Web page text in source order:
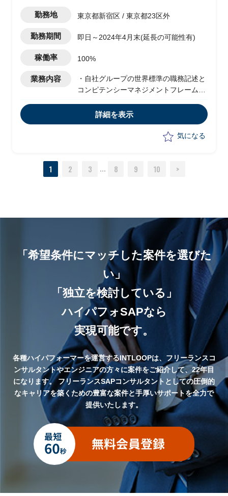
勤務地 東京都新宿区 / 東京都23区外
勤務期間 即日～2024年4月末(延長の可能性有)
稼働率 100%
業務内容
・自社グループの世界標準の職務記述と
コンピテンシーマネジメントフレームワ
いて、システムソリューションを担当
・ITチームおよびHRシステム統合チー
ムと連携して、システムのフレームワー
イニシアティブとの調整
詳細を表示
気になる
1 2 3 ... 8 9 10 >
「希望条件にマッチした案件を選びた
い」
「独立を検討している」
ハイパフォSAPなら
実現可能です。
各種ハイパフォーマーを運営するINTLOOPは、フリーランスコ
ンサルタントやエンジニアの方々に案件をご紹介して、22年目
になります。フリーランスSAPコンサルタントとしての圧倒的
なキャリアを築くための豊富な案件と手厚いサポートを全力で
提供いたします。